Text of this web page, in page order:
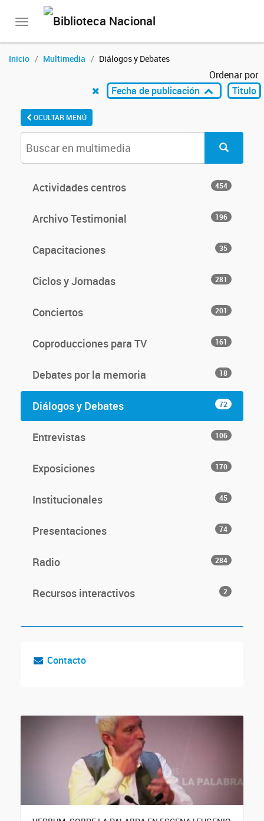
Toggle
Inicio Multimedia Diálogos y Debates
Ordenar por
Fecha de publicación
Titulo
OCULTAR MENÚ
Actividades centros 454
Archivo Testimonial 196
Capacitaciones 35
Ciclos y Jornadas 281
Conciertos 201
Coproducciones para TV 161
Debates por la memoria 18
Diálogos y Debates 72
Entrevistas 106
Exposiciones 170
Institucionales 45
Presentaciones 74
Radio 284
Recursos interactivos 2
Contacto